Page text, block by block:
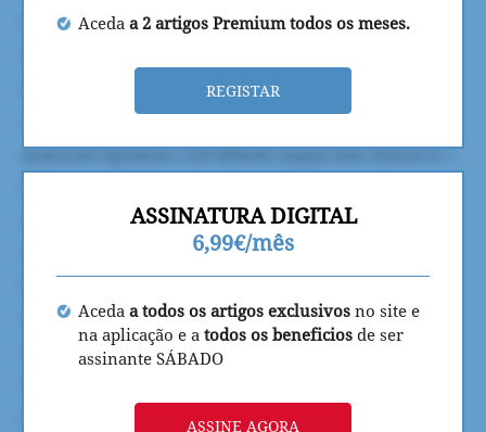
Aceda a 2 artigos Premium todos os meses.
REGISTAR
ASSINATURA DIGITAL
6,99€/mês
Aceda a todos os artigos exclusivos no site e
na aplicação e a todos os beneficios de ser
assinante SÁBADO
ASSINE AGORA